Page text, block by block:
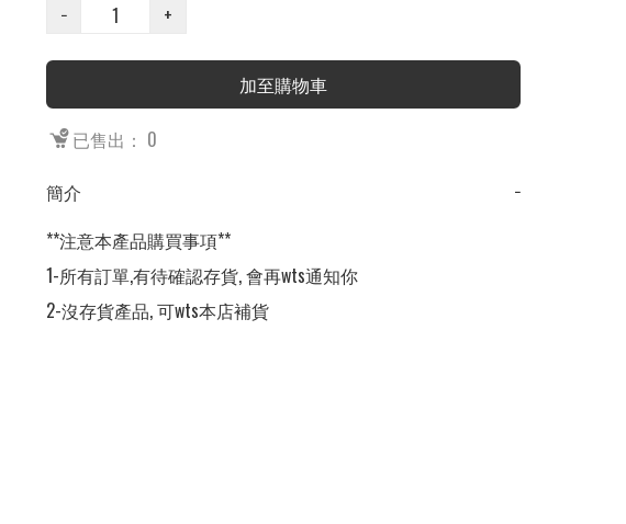
−
+
加至購物車
已售出： 0
簡介
−
**注意本產品購買事項**
1-所有訂單,有待確認存貨, 會再wts通知你
2-沒存貨產品, 可wts本店補貨